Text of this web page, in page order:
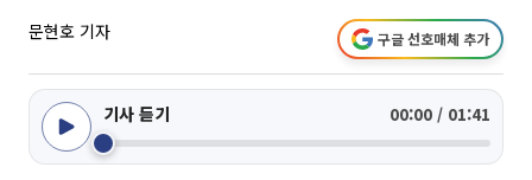
문현호 기자 구글 선호매체 추가
기사 듣기 00:00 / 01:41